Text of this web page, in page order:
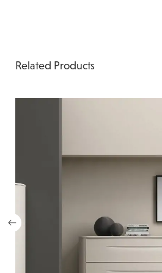
Related Products